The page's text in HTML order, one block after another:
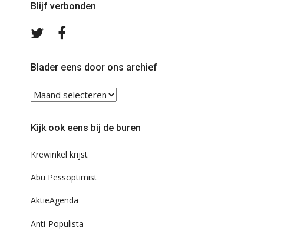
Blijf verbonden
Volg
TwitterFacebook
Blader eens door ons archief
Blader
eens
ons
Kijk ook eens bij de buren
Krewinkel krijst
Abu Pessoptimist
AktieAgenda
Anti-Populista